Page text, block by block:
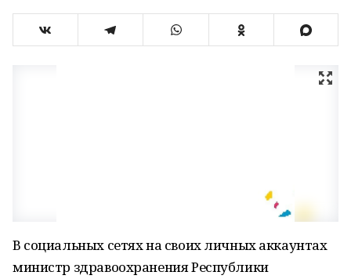
В социальных сетях на своих личных аккаунтах
министр здравоохранения Республики